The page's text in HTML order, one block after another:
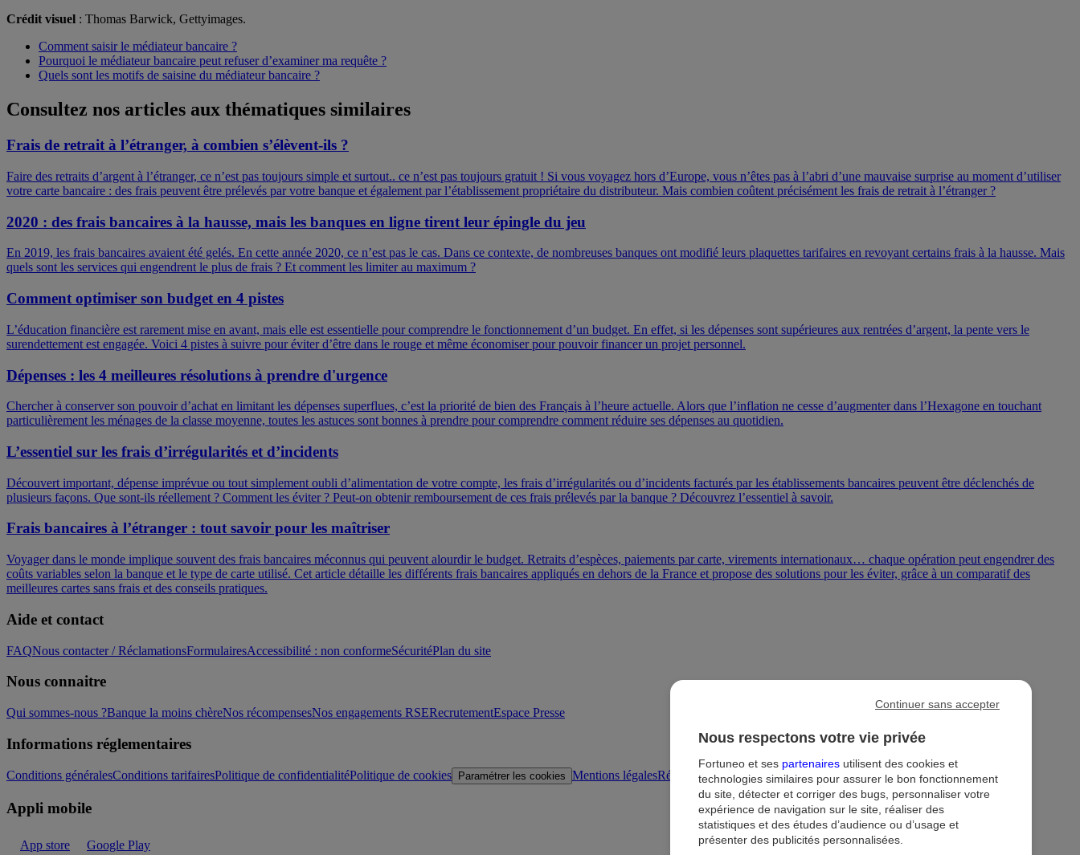
Crédit visuel : Thomas Barwick, Gettyimages.
Comment saisir le médiateur bancaire ?
Pourquoi le médiateur bancaire peut refuser d’examiner ma requête ?
Quels sont les motifs de saisine du médiateur bancaire ?
Consultez nos articles aux thématiques similaires
Frais de retrait à l’étranger, à combien s’élèvent-ils ?
Faire des retraits d’argent à l’étranger, ce n’est pas toujours simple et surtout.. ce n’est pas toujours gratuit ! Si vous voyagez hors d’Europe, vous n’êtes pas à l’abri d’une mauvaise surprise au moment d’utiliser
votre carte bancaire : des frais peuvent être prélevés par votre banque et également par l’établissement propriétaire du distributeur. Mais combien coûtent précisément les frais de retrait à l’étranger ?
2020 : des frais bancaires à la hausse, mais les banques en ligne tirent leur épingle du jeu
En 2019, les frais bancaires avaient été gelés. En cette année 2020, ce n’est pas le cas. Dans ce contexte, de nombreuses banques ont modifié leurs plaquettes tarifaires en revoyant certains frais à la hausse. Mais
quels sont les services qui engendrent le plus de frais ? Et comment les limiter au maximum ?
Comment optimiser son budget en 4 pistes
L’éducation financière est rarement mise en avant, mais elle est essentielle pour comprendre le fonctionnement d’un budget. En effet, si les dépenses sont supérieures aux rentrées d’argent, la pente vers le
surendettement est engagée. Voici 4 pistes à suivre pour éviter d’être dans le rouge et même économiser pour pouvoir financer un projet personnel.
Dépenses : les 4 meilleures résolutions à prendre d'urgence
Chercher à conserver son pouvoir d’achat en limitant les dépenses superflues, c’est la priorité de bien des Français à l’heure actuelle. Alors que l’inflation ne cesse d’augmenter dans l’Hexagone en touchant
particulièrement les ménages de la classe moyenne, toutes les astuces sont bonnes à prendre pour comprendre comment réduire ses dépenses au quotidien.
L’essentiel sur les frais d’irrégularités et d’incidents
Découvert important, dépense imprévue ou tout simplement oubli d’alimentation de votre compte, les frais d’irrégularités ou d’incidents facturés par les établissements bancaires peuvent être déclenchés de
plusieurs façons. Que sont-ils réellement ? Comment les éviter ? Peut-on obtenir remboursement de ces frais prélevés par la banque ? Découvrez l’essentiel à savoir.
Frais bancaires à l’étranger : tout savoir pour les maîtriser
Voyager dans le monde implique souvent des frais bancaires méconnus qui peuvent alourdir le budget. Retraits d’espèces, paiements par carte, virements internationaux… chaque opération peut engendrer des
coûts variables selon la banque et le type de carte utilisé. Cet article détaille les différents frais bancaires appliqués en dehors de la France et propose des solutions pour les éviter, grâce à un comparatif des
meilleures cartes sans frais et des conseils pratiques.
Aide et contact
FAQNous contacter / RéclamationsFormulairesAccessibilité : non conformeSécuritéPlan du site
Nous connaitre
Qui sommes-nous ?Banque la moins chèreNos récompensesNos engagements RSERecrutementEspace Presse
Informations réglementaires
Conditions généralesConditions tarifairesPolitique de confidentialitéPolitique de cookies Paramétrer les cookies Mentions légalesRéglementationDroit au compte et clients fragilesDispositif d'alerte
Appli mobile
App store Google Play
Nous respectons votre vie privée
Fortuneo et ses partenaires utilisent des cookies et
technologies similaires pour assurer le bon fonctionnement
du site, détecter et corriger des bugs, personnaliser votre
expérience de navigation sur le site, réaliser des
statistiques et des études d’audience ou d’usage et
présenter des publicités personnalisées.
Continuer sans accepter